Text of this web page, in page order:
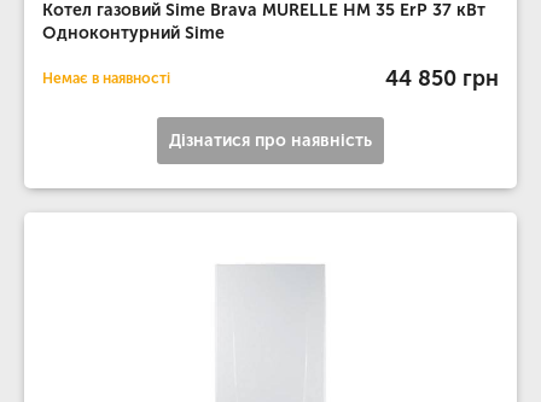
Котел газовий Sime Brava MURELLE HM 35 ErP 37 кВт
Одноконтурний Sime
Немає в наявності 44 850 грн
Дізнатися про наявність